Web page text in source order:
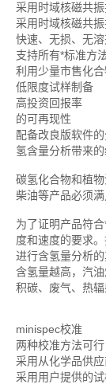
采用时域核磁共
采用时域核磁共
快速、无损、无
支持所有*标准方
利用少量市售化
低限度试样制备
高投资回报率
的可再现性
配备改良版软件
氢含量分析带来
碳氢化合物和植
柴油等产品必须满
为了证明产品符
度和速度的要求
进行含氢量分析
含氢量越高，汽
积碳、废气、热
minispec校准
两种校准方法可行
采用从化学品供
采用用户提供的